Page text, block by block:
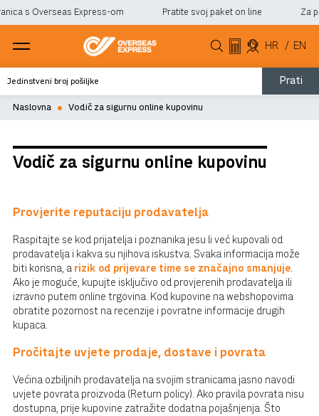
s Overseas Express-om Pratite svoj paket on line Za
Prati
HR / EN
Naslovna Vodič za sigurnu online kupovinu
Vodič za sigurnu online kupovinu
Provjerite reputaciju prodavatelja
Raspitajte se kod prijatelja i poznanika jesu li već kupovali od
prodavatelja i kakva su njihova iskustva. Svaka informacija može
biti korisna, a rizik od prijevare time se značajno smanjuje.
Ako je moguće, kupujte isključivo od provjerenih prodavatelja ili
izravno putem online trgovina. Kod kupovine na webshopovima
obratite pozornost na recenzije i povratne informacije drugih
kupaca.
Pročitajte uvjete prodaje, dostave i povrata
Većina ozbiljnih prodavatelja na svojim stranicama jasno navodi
uvjete povrata proizvoda (Return policy). Ako pravila povrata nisu
dostupna, prije kupovine zatražite dodatna pojašnjenja. Što